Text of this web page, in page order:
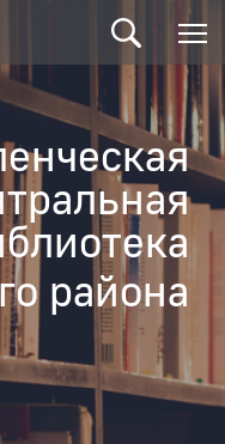
района